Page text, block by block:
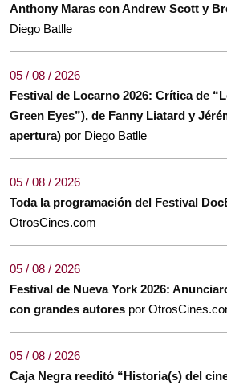
Anthony Maras con Andrew Scott y
Diego Batlle
05 / 08 / 2026
Festival de Locarno 2026: Crítica de
Green Eyes”), de Fanny Liatard y
apertura) por Diego Batlle
05 / 08 / 2026
Toda la programación del Festival
OtrosCines.com
05 / 08 / 2026
Festival de Nueva York 2026:
con grandes autores por
05 / 08 / 2026
Caja Negra reeditó “Historia(s) del